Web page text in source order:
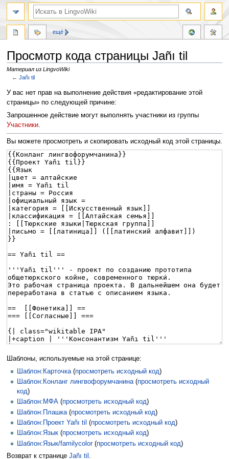
Просмотр кода страницы Jañı til
Материал из LingvoWiki
←Jañı til
Перейти
к
навигации
Перейти
к
поиску
У вас нет прав на выполнение действия «редактирование этой
страницы» по следующей причине:
Запрошенное действие могут выполнять участники из группы
Участники.
Вы можете просмотреть и скопировать исходный код этой страницы.
Шаблоны, используемые на этой странице:
Шаблон:Карточка(просмотреть исходный код)
Шаблон:Конланг лингвофорумчанина(просмотреть исходный
код)
Шаблон:МФА (просмотреть исходный код)
Шаблон:Плашка (просмотреть исходный код)
Шаблон:Проект Yañı til (просмотреть исходный код)
Шаблон:Язык (просмотреть исходный код)
Шаблон:Язык/familycolor(просмотреть исходный код)
Возврат к странице Jañı til
ещё